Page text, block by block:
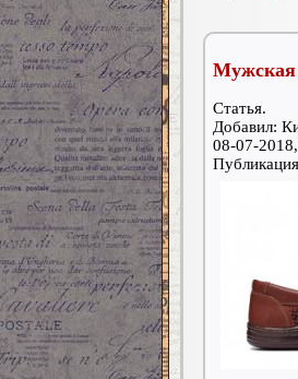
Мужская
Статья.
Добавил:
08-07-